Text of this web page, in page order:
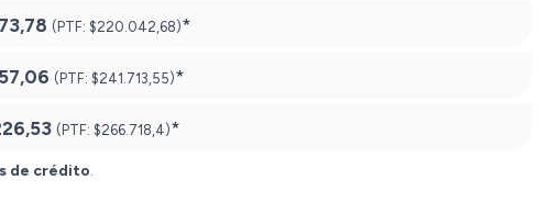
(PTF: $220.042,68)*
(PTF: $241.713,55)*
(PTF: $266.718,4)*
de crédito.